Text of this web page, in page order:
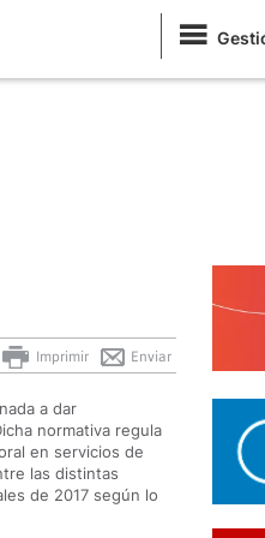
Enviar
Imprimir
a dar
normativa regula
en servicios de
las distintas
de 2017 según lo